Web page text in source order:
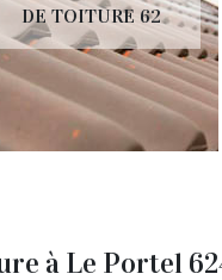
DE TOITURE 62
à Le Portel